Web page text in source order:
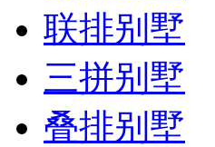
联排别墅
三拼别墅
叠排别墅